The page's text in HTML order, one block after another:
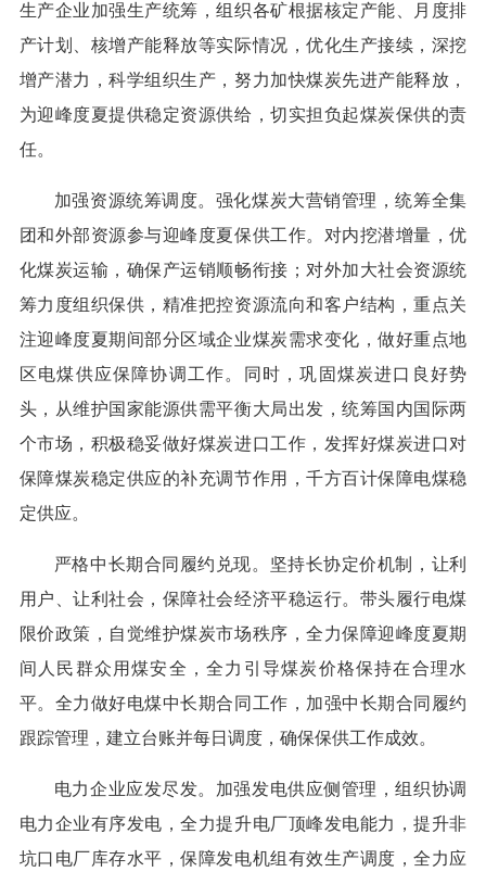
生产企业加强生产统筹，组织各矿根据核定产能、月度排
产计划、核增产能释放等实际情况，优化生产接续，深挖
增产潜力，科学组织生产，努力加快煤炭先进产能释放，
为迎峰度夏提供稳定资源供给，切实担负起煤炭保供的责
任。
加强资源统筹调度。强化煤炭大营销管理，统筹全集
团和外部资源参与迎峰度夏保供工作。对内挖潜增量，优
化煤炭运输，确保产运销顺畅衔接；对外加大社会资源统
筹力度组织保供，精准把控资源流向和客户结构，重点关
注迎峰度夏期间部分区域企业煤炭需求变化，做好重点地
区电煤供应保障协调工作。同时，巩固煤炭进口良好势
头，从维护国家能源供需平衡大局出发，统筹国内国际两
个市场，积极稳妥做好煤炭进口工作，发挥好煤炭进口对
保障煤炭稳定供应的补充调节作用，千方百计保障电煤稳
定供应。
严格中长期合同履约兑现。坚持长协定价机制，让利
用户、让利社会，保障社会经济平稳运行。带头履行电煤
限价政策，自觉维护煤炭市场秩序，全力保障迎峰度夏期
间人民群众用煤安全，全力引导煤炭价格保持在合理水
平。全力做好电煤中长期合同工作，加强中长期合同履约
跟踪管理，建立台账并每日调度，确保保供工作成效。
电力企业应发尽发。加强发电供应侧管理，组织协调
电力企业有序发电，全力提升电厂顶峰发电能力，提升非
坑口电厂库存水平，保障发电机组有效生产调度，全力应